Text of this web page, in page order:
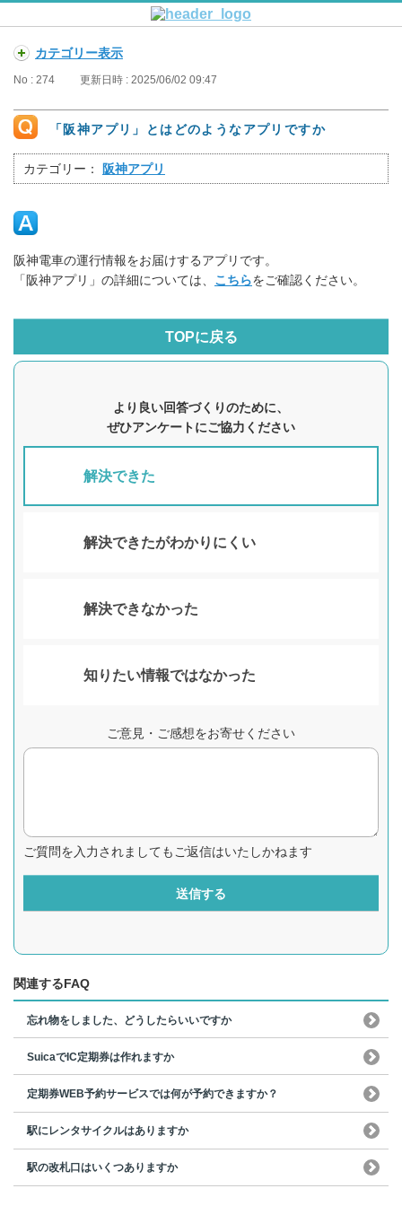
カテゴリー表示
No : 274 更新日時 : 2025/06/02 09:47
「阪神アプリ」とはどのようなアプリですか
カテゴリー： 阪神アプリ
阪神電車の運行情報をお届けするアプリです。
「阪神アプリ」の詳細については、 こちらをご確認ください。
TOPに戻る
より良い回答づくりのために、
ぜひアンケートにご協力ください
解決できた
解決できたがわかりにくい
解決できなかった
知りたい情報ではなかった
ご意見・ご感想をお寄せください
ご質問を入力されましてもご返信はいたしかねます
送信する
関連するFAQ
忘れ物をしました、どうしたらいいですか
SuicaでIC定期券は作れますか
定期券WEB予約サービスでは何が予約できますか？
駅にレンタサイクルはありますか
駅の改札口はいくつありますか